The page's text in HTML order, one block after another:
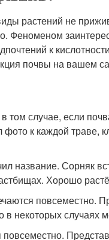
растений не
Феноменом
к
почвы на вашем
том случае, если
к каждой траве,
название. Сорняк
Хорошо
повсеместно.
некоторых случаях